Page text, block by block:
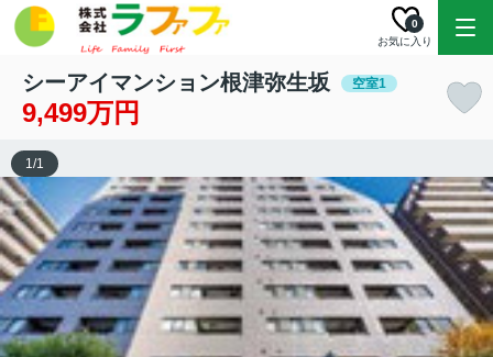
お気に入り
0
シーアイマンション根津弥生坂 空室1
9,499万円
1/1